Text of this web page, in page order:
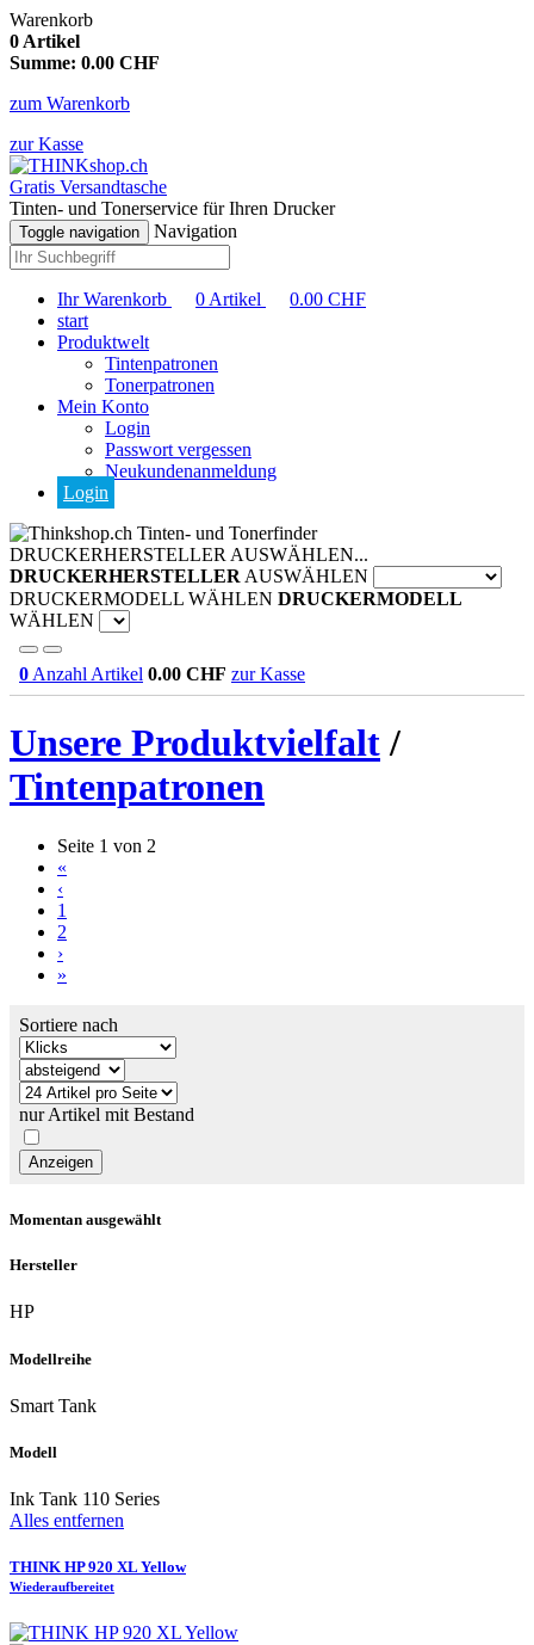
Warenkorb
0 Artikel
Summe: 0.00 CHF
zum Warenkorb
zur Kasse
Gratis Versandtasche
Tinten- und Tonerservice für Ihren Drucker
Toggle navigation Navigation
Ihr Warenkorb 0 Artikel 0.00 CHF
start
Produktwelt
Tintenpatronen
Tonerpatronen
Mein Konto
Login
Passwort vergessen
Neukundenanmeldung
Login
Tinten- und Tonerfinder
DRUCKERHERSTELLER AUSWÄHLEN...
DRUCKERHERSTELLER AUSWÄHLEN
DRUCKERMODELL WÄHLEN DRUCKERMODELL
WÄHLEN
0 Anzahl Artikel 0.00 CHF zur Kasse
Unsere Produktvielfalt/
Tintenpatronen
Seite 1 von 2
«
‹
1
2
›
»
Sortiere nach
nur Artikel mit Bestand
Momentan ausgewählt
Hersteller
HP
Modellreihe
Smart Tank
Modell
Ink Tank 110 Series
Alles entfernen
THINK HP 920 XL Yellow
Wiederaufbereitet